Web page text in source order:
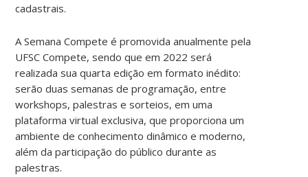
cadastrais.
A Semana Compete é promovida anualmente pela
UFSC Compete, sendo que em 2022 será
realizada sua quarta edição em formato inédito:
serão duas semanas de programação, entre
workshops, palestras e sorteios, em uma
plataforma virtual exclusiva, que proporciona um
ambiente de conhecimento dinâmico e moderno,
além da participação do público durante as
palestras.